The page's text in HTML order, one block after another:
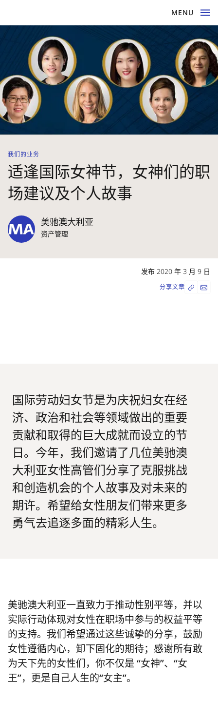
MENU
我们的业务
适逢国际女神节，女神们的职
场建议及个人故事
美驰澳大利亚
资产管理
发布 2020 年 3 月 9 日
分享文章
国际劳动妇女节是为庆祝妇女在经
济、政治和社会等领域做出的重要
贡献和取得的巨大成就而设立的节
日。今年，我们邀请了几位美驰澳
大利亚女性高管们分享了克服挑战
和创造机会的个人故事及对未来的
期许。希望给女性朋友们带来更多
勇气去追逐多面的精彩人生。
美驰澳大利亚一直致力于推动性别平等，并以
实际行动体现对女性在职场中参与的权益平等
的支持。 我们希望通过这些诚挚的分享，鼓励
女性遵循内心，卸下固化的期待；感谢所有敢
为天下先的女性们，你不仅是 “女神”、“女
王”，更是自己人生的“女主”。